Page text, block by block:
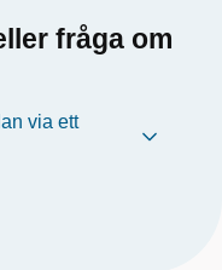
fråga om
via ett